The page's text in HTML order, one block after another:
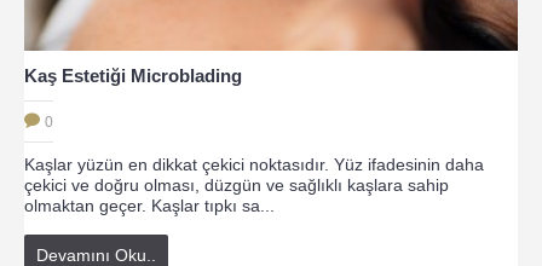
Kaş Estetiği Microblading
0
Kaşlar yüzün en dikkat çekici noktasıdır. Yüz ifadesinin daha
çekici ve doğru olması, düzgün ve sağlıklı kaşlara sahip
olmaktan geçer. Kaşlar tıpkı sa...
Devamını Oku..